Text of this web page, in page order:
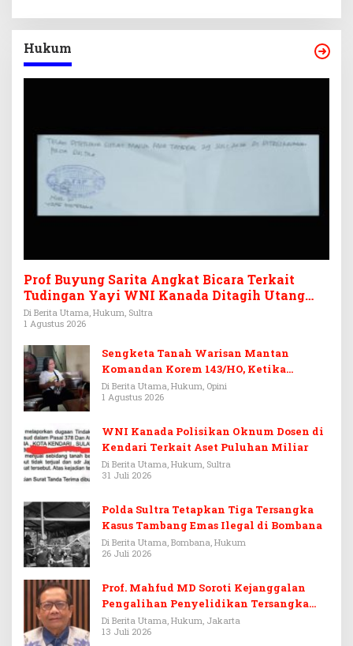
Hukum
Prof Buyung Sarita Angkat Bicara Terkait
Tudingan Yayi WNI Kanada Ditagih Utang
Rp3,6 Miliar
Di Berita Utama, Hukum, Sultra
1 Agustus 2026
Sengketa Tanah Warisan Mantan
Komandan Korem 143/HO, Ketika
Warisan Menjadi Arena Pemerasan
Di Berita Utama, Hukum, Opini
1 Agustus 2026
WNI Kanada Polisikan Oknum Dosen di
Kendari Terkait Aset Puluhan Miliar
Di Berita Utama, Hukum, Sultra
31 Juli 2026
Polda Sultra Tetapkan Tiga Tersangka
Kasus Tambang Emas Ilegal di Bombana
Di Berita Utama, Bombana, Hukum
26 Juli 2026
Prof. Mahfud MD Soroti Kejanggalan
Pengalihan Penyelidikan Tersangka
Febrie Adriansyah
Di Berita Utama, Hukum, Jakarta
13 Juli 2026